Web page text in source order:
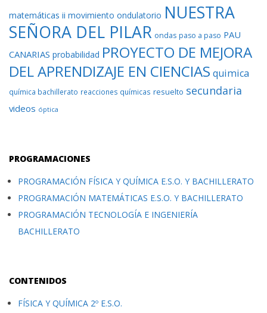
matemáticas ii movimiento ondulatorio NUESTRA
SEÑORA DEL PILAR ondas paso a paso PAU
CANARIAS probabilidad PROYECTO DE MEJORA
DEL APRENDIZAJE EN CIENCIAS quimica
química bachillerato reacciones químicas resuelto secundaria
videos óptica
PROGRAMACIONES
PROGRAMACIÓN FÍSICA Y QUÍMICA E.S.O. Y BACHILLERATO
PROGRAMACIÓN MATEMÁTICAS E.S.O. Y BACHILLERATO
PROGRAMACIÓN TECNOLOGÍA E INGENIERÍA
BACHILLERATO
CONTENIDOS
FÍSICA Y QUÍMICA 2º E.S.O.